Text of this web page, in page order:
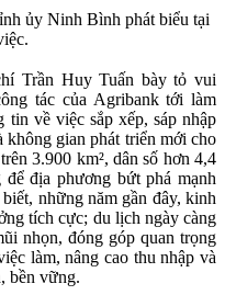
ủy Ninh Bình phát biểu tại
Trần Huy Tuấn bày tỏ vui
tác của Agribank tới làm
về việc sắp xếp, sáp nhập
gian phát triển mới cho
3.900 km², dân số hơn 4,4
địa phương bứt phá mạnh
những năm gần đây, kinh
tích cực; du lịch ngày càng
nhọn, đóng góp quan trọng
làm, nâng cao thu nhập và
bền vững.